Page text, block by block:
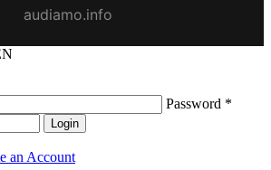
audiamo.info
Password *
Login
an Account